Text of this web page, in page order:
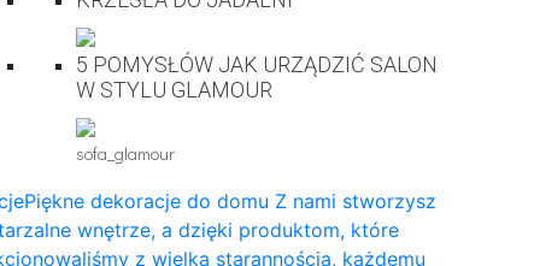
5 POMYSŁÓW JAK URZĄDZIĆ SALON
W STYLU GLAMOUR
sofa_glamour
Piękne dekoracje do domu Z nami stworzysz
wnętrze, a dzięki produktom, które
z wielką starannością, każdemu